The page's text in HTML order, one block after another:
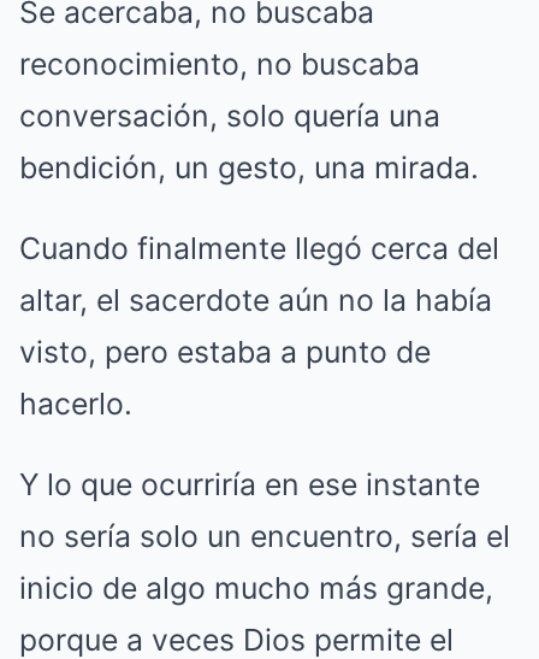
Se acercaba, no buscaba
reconocimiento, no buscaba
conversación, solo quería una
bendición, un gesto, una mirada.
Cuando finalmente llegó cerca del
altar, el sacerdote aún no la había
visto, pero estaba a punto de
hacerlo.
Y lo que ocurriría en ese instante
no sería solo un encuentro, sería el
inicio de algo mucho más grande,
porque a veces Dios permite el